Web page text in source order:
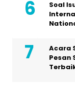
Soal
Acara
Pesan